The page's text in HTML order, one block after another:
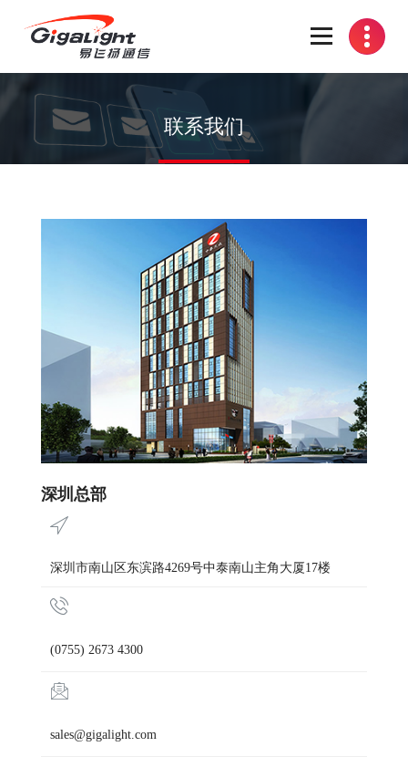
开放光网络器件的向导
联系我们
深圳总部
深圳市南山区东滨路4269号中泰南山主角大厦17楼
(0755) 2673 4300
sales@gigalight.com​​